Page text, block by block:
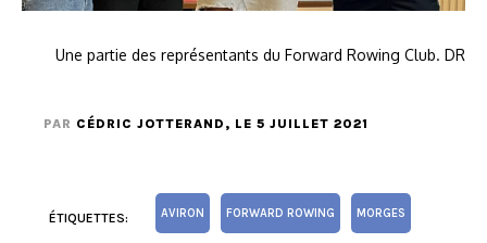
Une partie des représentants du Forward Rowing Club. DR
PAR CÉDRIC JOTTERAND , LE 5 JUILLET 2021
ÉTIQUETTES: AVIRON FORWARD ROWING MORGES